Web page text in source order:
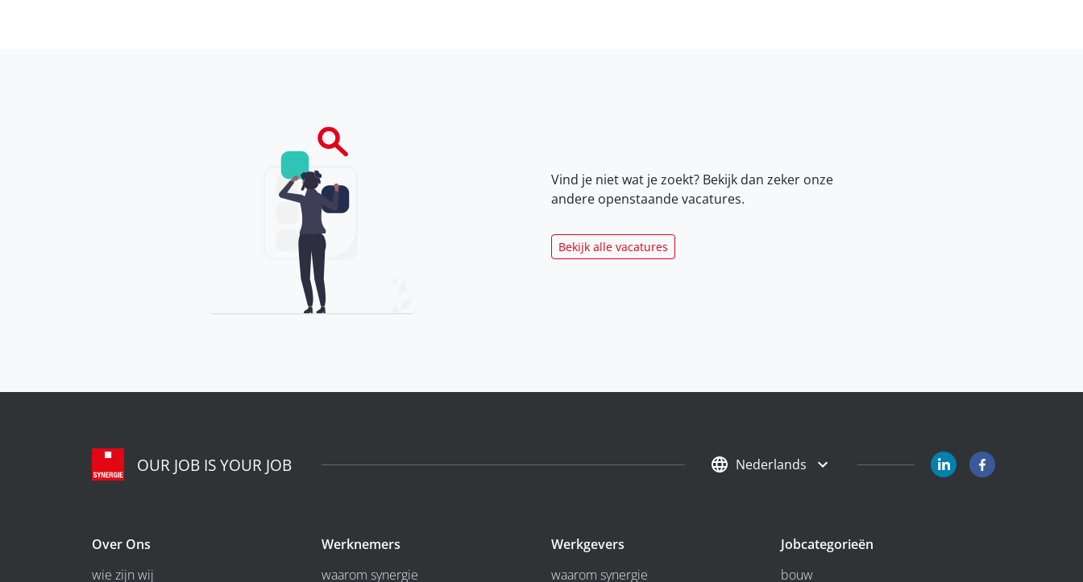
Vind je niet wat je zoekt? Bekijk dan zeker onze
andere openstaande vacatures.
Bekijk alle vacatures
OUR JOB IS YOUR JOB Nederlands
Over Ons
wie zijn wij
Werknemers
waarom synergie
Werkgevers
waarom synergie
Jobcategorieën
bouw